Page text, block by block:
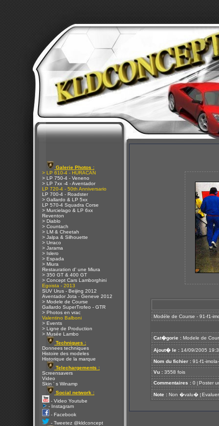
Galerie Photos :
> LP 610-4 - HURACAN
> LP 750-4 - Veneno
> LP 7xx -4 - Aventador
LP 720-4 - 50th Anniversario
LP 700-4 - Roadster
> Gallardo & LP 5xx
LP 570-4 Squadra Corse
> Murcielago & LP 6xx
Reventon
> Diablo
> Countach
> LM & Cheetah
> Jalpa & Silhouette
> Urraco
> Jarama
> Islero
> Espada
> Miura
Restauration d' une Miura
> 350 GT & 400 GT
> Concept Cars Lamborghini
Egoista - 2013
SUV Urus - Beijing 2012
Aventador Jota - Geneve 2012
> Modele de Course
Gallardo SuperTrofeo - GTR
> Photos en vrac
Valentino Balboni
> Events
> Ligne de Production
> Musée Lambo
Techniques :
Donnees techniques
Histoire des modeles
Historique de la marque
Telechargements :
Screensavers
Video
Skin ' s Winamp
Social network :
- Video Youtube
- Instagram
- Facebook
- Tweetez @kldconcept
Modéle de Course - 91-f1-
Cat�gorie : Modele de
Ajout� le : 14/09/2005
Nom du fichier : 91-f1-
Vu : 3558 fois
Commentaires : 0 [ Poster
Note : Non �valu� [ Evaluer